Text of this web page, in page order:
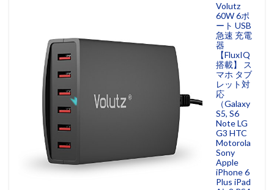
Volutz
60W 6ポ
ート USB
急速 充電
器
【FluxIQ
搭載】 ス
マホ タブ
レット対
応
（Galaxy
S5, S6
Note LG
G3 HTC
Motorola
Sony
Apple
iPhone 6
Plus iPad